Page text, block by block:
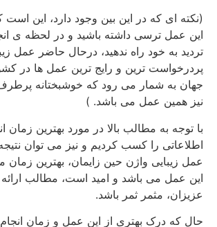
(نکته ای که در این بین وجود دارد، این است که
این عمل ترسی داشته باشید و در لحظه ی
تردید به خود راه ندهید، درحال حاضر عمل
پردرخواست ترین و رایج ترین عمل ها در
جهان به شمار می رود که خوشبختانه پرطرف
نیز همین عمل می باشد. )
با توجه به مطالب بالا در مورد بهترین زمان
اطلاعاتی را کسب کردیم و نیز می توان نتیجه
عمل زیبایی واژن حین زایمان، بهترین زمان
این عمل می باشد و امید است، مطالب ارائه
عزیزان، مثمر ثمر باشد.
حال که درک بهتری از این عمل و زمان انجام